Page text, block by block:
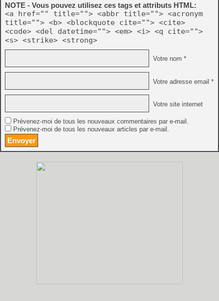
NOTE - Vous pouvez utilisez ces tags et attributs HTML:
<a href="" title=""> <abbr title=""> <acronym
title=""> <b> <blockquote cite=""> <cite>
<code> <del datetime=""> <em> <i> <q cite="">
<s> <strike> <strong>
Votre nom *
Votre adresse email *
Votre site internet
Prévenez-moi de tous les nouveaux commentaires par e-mail.
Prévenez-moi de tous les nouveaux articles par e-mail.